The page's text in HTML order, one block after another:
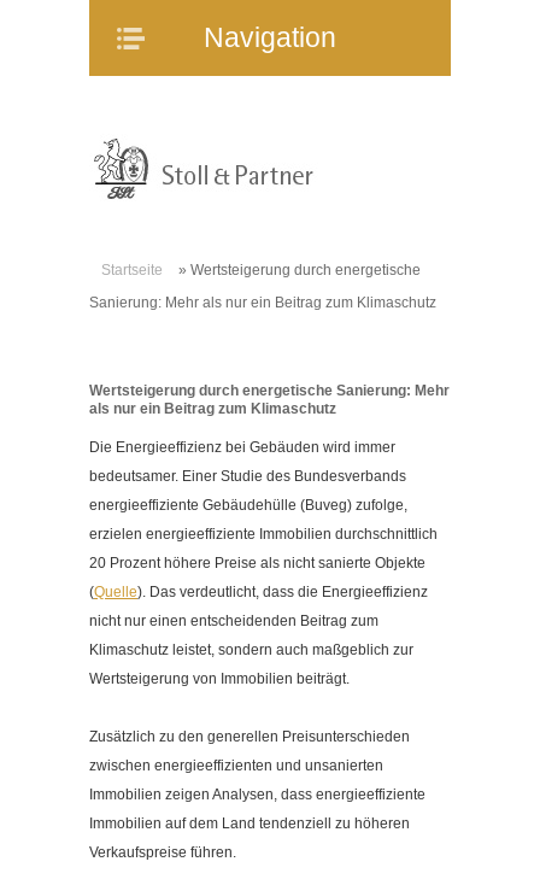
Navigation
Navigation
Mitarbeiter
Verkauf und Vermietung
Partner
Stellenangebote
Impressum
Datenschutzerklärung
Startseite » Wertsteigerung durch energetische
Sanierung: Mehr als nur ein Beitrag zum Klimaschutz
Wertsteigerung durch energetische Sanierung: Mehr
als nur ein Beitrag zum Klimaschutz
Die Energieeffizienz bei Gebäuden wird immer
bedeutsamer. Einer Studie des Bundesverbands
energieeffiziente Gebäudehülle (Buveg) zufolge,
erzielen energieeffiziente Immobilien durchschnittlich
20 Prozent höhere Preise als nicht sanierte Objekte
(Quelle). Das verdeutlicht, dass die Energieeffizienz
nicht nur einen entscheidenden Beitrag zum
Klimaschutz leistet, sondern auch maßgeblich zur
Wertsteigerung von Immobilien beiträgt.
Zusätzlich zu den generellen Preisunterschieden
zwischen energieeffizienten und unsanierten
Immobilien zeigen Analysen, dass energieeffiziente
Immobilien auf dem Land tendenziell zu höheren
Verkaufspreise führen.